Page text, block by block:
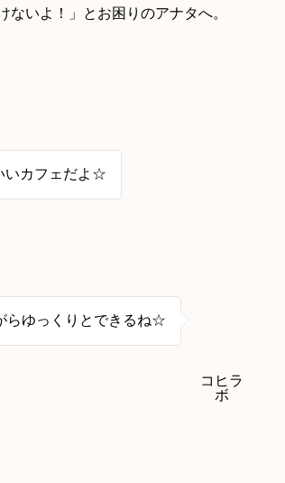
いよ！」とお困りのアナタへ。
いカフェだよ☆
コヒラ
ボ
らゆっくりとできるね☆